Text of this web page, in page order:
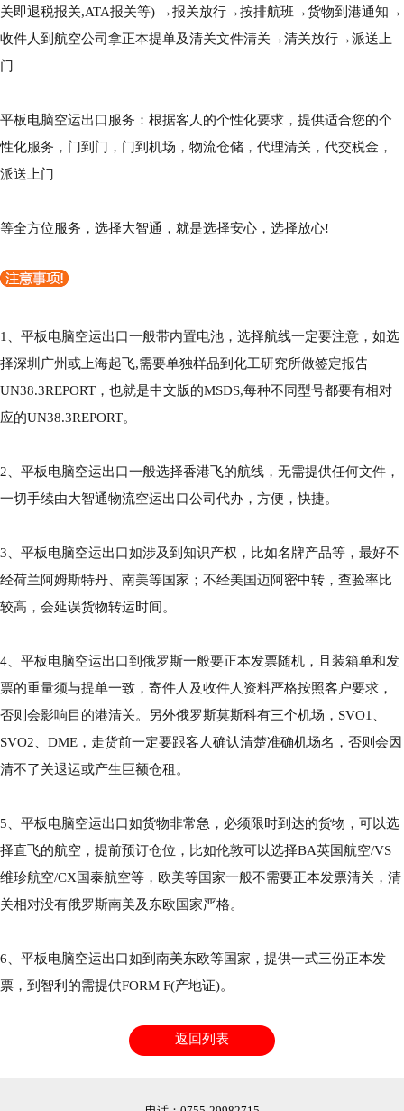
关即退税报关,ATA报关等) →报关放行→按排航班→货物到港通知→
收件人到航空公司拿正本提单及清关文件清关→清关放行→派送上
门
平板电脑空运出口服务：根据客人的个性化要求，提供适合您的个
性化服务，门到门，门到机场，物流仓储，代理清关，代交税金，
派送上门
等全方位服务，选择大智通，就是选择安心，选择放心!
1、平板电脑空运出口一般带内置电池，选择航线一定要注意，如选
择深圳广州或上海起飞,需要单独样品到化工研究所做签定报告
UN38.3REPORT，也就是中文版的MSDS,每种不同型号都要有相对
应的UN38.3REPORT。
2、平板电脑空运出口一般选择香港飞的航线，无需提供任何文件，
一切手续由大智通物流空运出口公司代办，方便，快捷。
3、平板电脑空运出口如涉及到知识产权，比如名牌产品等，最好不
经荷兰阿姆斯特丹、南美等国家；不经美国迈阿密中转，查验率比
较高，会延误货物转运时间。
4、平板电脑空运出口到俄罗斯一般要正本发票随机，且装箱单和发
票的重量须与提单一致，寄件人及收件人资料严格按照客户要求，
否则会影响目的港清关。另外俄罗斯莫斯科有三个机场，SVO1、
SVO2、DME，走货前一定要跟客人确认清楚准确机场名，否则会因
清不了关退运或产生巨额仓租。
5、平板电脑空运出口如货物非常急，必须限时到达的货物，可以选
择直飞的航空，提前预订仓位，比如伦敦可以选择BA英国航空/VS
维珍航空/CX国泰航空等，欧美等国家一般不需要正本发票清关，清
关相对没有俄罗斯南美及东欧国家严格。
6、平板电脑空运出口如到南美东欧等国家，提供一式三份正本发
票，到智利的需提供FORM F(产地证)。
返回列表